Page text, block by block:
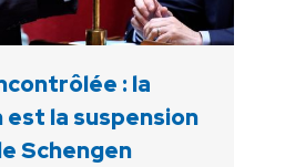
: la
la suspension
Schengen